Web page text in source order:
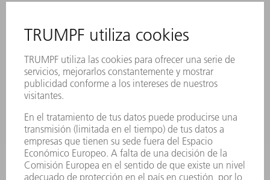
REGISTRO PARA EL BOLETÍN INFORMATIVO
MYTRUMPF
FICHAS TÉCNICAS DE SEGURIDAD
PRODUCTOS
MÁQUINAS Y SISTEMAS
LÁSER
ELECTRÓNICA DE POTENCIA
HERRAMIENTAS PORTÁTILES
FÁBRICA INTELIGENTE
SOFTWARE
SERVICIOS
APLICACIONES
SECTORES